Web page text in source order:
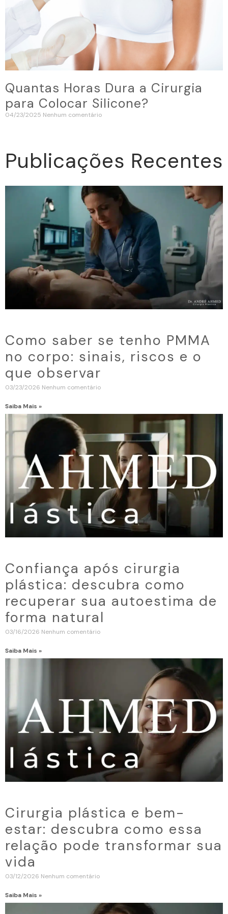
Quantas Horas Dura a Cirurgia
para Colocar Silicone?
04/23/2025 Nenhum comentário
Publicações Recentes
Como saber se tenho PMMA
no corpo: sinais, riscos e o
que observar
03/23/2026 Nenhum comentário
Saiba Mais »
Confiança após cirurgia
plástica: descubra como
recuperar sua autoestima de
forma natural
03/16/2026 Nenhum comentário
Saiba Mais »
Cirurgia plástica e bem-
estar: descubra como essa
relação pode transformar sua
vida
03/12/2026 Nenhum comentário
Saiba Mais »